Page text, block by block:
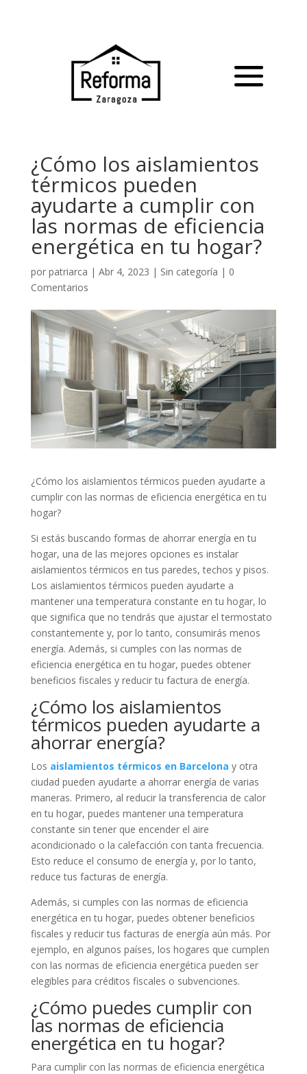
¿Cómo los aislamientos
térmicos pueden
ayudarte a cumplir con
las normas de eficiencia
energética en tu hogar?
por patriarca | Abr 4, 2023 | Sin categoría | 0
Comentarios
¿Cómo los aislamientos térmicos pueden ayudarte a
cumplir con las normas de eficiencia energética en tu
hogar?
Si estás buscando formas de ahorrar energía en tu
hogar, una de las mejores opciones es instalar
aislamientos térmicos en tus paredes, techos y pisos.
Los aislamientos térmicos pueden ayudarte a
mantener una temperatura constante en tu hogar, lo
que significa que no tendrás que ajustar el termostato
constantemente y, por lo tanto, consumirás menos
energía. Además, si cumples con las normas de
eficiencia energética en tu hogar, puedes obtener
beneficios fiscales y reducir tu factura de energía.
¿Cómo los aislamientos
térmicos pueden ayudarte a
ahorrar energía?
Los aislamientos térmicos en Barcelona y otra
ciudad pueden ayudarte a ahorrar energía de varias
maneras. Primero, al reducir la transferencia de calor
en tu hogar, puedes mantener una temperatura
constante sin tener que encender el aire
acondicionado o la calefacción con tanta frecuencia.
Esto reduce el consumo de energía y, por lo tanto,
reduce tus facturas de energía.
Además, si cumples con las normas de eficiencia
energética en tu hogar, puedes obtener beneficios
fiscales y reducir tus facturas de energía aún más. Por
ejemplo, en algunos países, los hogares que cumplen
con las normas de eficiencia energética pueden ser
elegibles para créditos fiscales o subvenciones.
¿Cómo puedes cumplir con
las normas de eficiencia
energética en tu hogar?
Para cumplir con las normas de eficiencia energética